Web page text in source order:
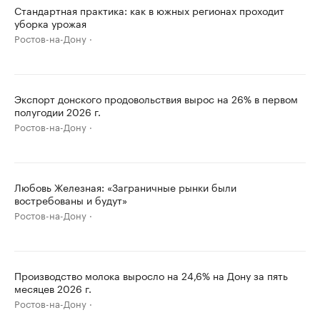
Стандартная практика: как в южных регионах проходит
уборка урожая
Ростов-на-Дону
Экспорт донского продовольствия вырос на 26% в первом
полугодии 2026 г.
Ростов-на-Дону
Любовь Железная: «Заграничные рынки были
востребованы и будут»
Ростов-на-Дону
Производство молока выросло на 24,6% на Дону за пять
месяцев 2026 г.
Ростов-на-Дону